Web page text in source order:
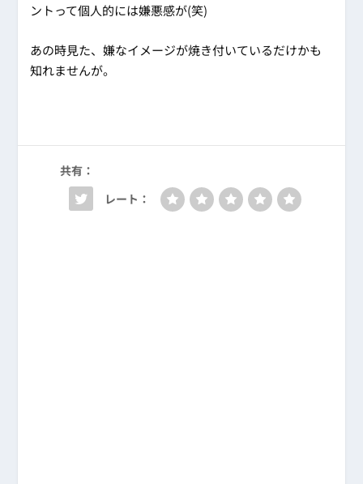
ントって個人的には嫌悪感が(笑)
あの時見た、嫌なイメージが焼き付いているだけかも
知れませんが。
共有：
レート：